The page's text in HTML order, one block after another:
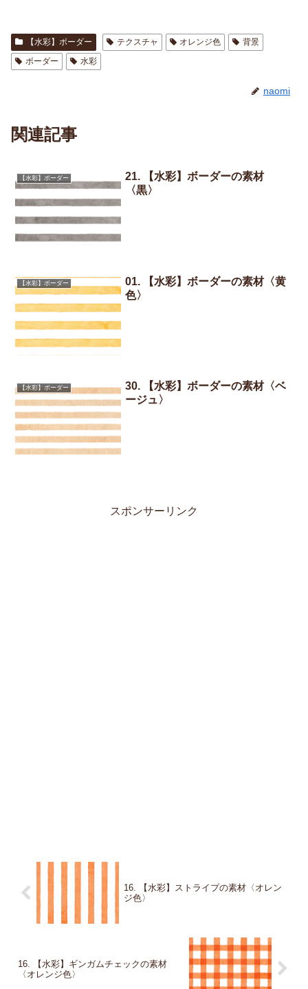
【水彩】ボーダー テクスチャ オレンジ色
背景
ボーダー
水彩
naomi
関連記事
【水彩】ボーダー
21. 【水彩】ボーダーの素材
〈黒〉
【水彩】ボーダー
01. 【水彩】ボーダーの素材〈黄
色〉
【水彩】ボーダー
30. 【水彩】ボーダーの素材〈ベ
ージュ〉
スポンサーリンク
16. 【水彩】ストライプの素材〈オレン
ジ色〉
16. 【水彩】ギンガムチェックの素材
〈オレンジ色〉